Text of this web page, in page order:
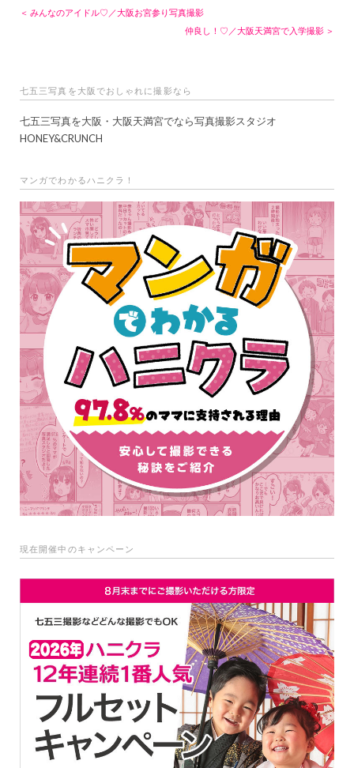
＜ みんなのアイドル♡／大阪お宮参り写真撮影
仲良し！♡／大阪天満宮で入学撮影 ＞
七五三写真を大阪でおしゃれに撮影なら
七五三写真を大阪・大阪天満宮でなら写真撮影スタジオ
HONEY&CRUNCH
マンガでわかるハニクラ！
現在開催中のキャンペーン